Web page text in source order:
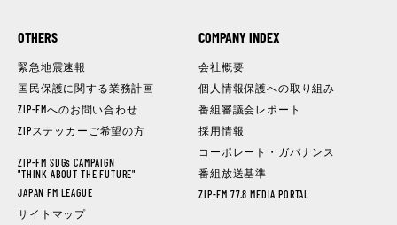
OTHERS
緊急地震速報
国民保護に関する業務計画
ZIP-FMへのお問い合わせ
ZIPステッカーご希望の方
ZIP-FM SDGs CAMPAIGN
"THINK ABOUT THE FUTURE"
JAPAN FM LEAGUE
サイトマップ
COMPANY INDEX
会社概要
個人情報保護への取り組み
番組審議会レポート
採用情報
コーポレート・ガバナンス
番組放送基準
ZIP-FM 77.8 MEDIA PORTAL